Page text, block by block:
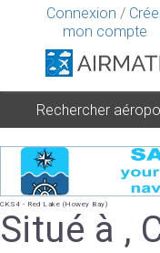
Connexion /
mon compte
Rechercher
CKS4 - Red Lake (Howey Bay)
Situé à ,